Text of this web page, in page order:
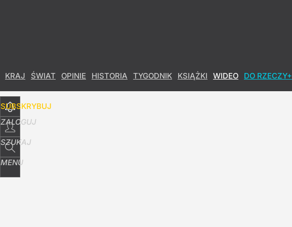
KRAJ ŚWIAT OPINIE HISTORIA TYGODNIK KSIĄŻKI WIDEO DO RZECZY+
SUBSKRYBUJ
ZALOGUJ
SZUKAJ
MENU
9
"Nie miał prawa wygrać". Prezydencki minister o Nawrockim
dodaj